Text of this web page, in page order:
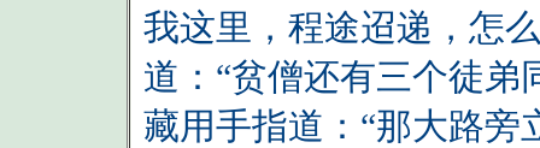
我这里，程途迢递，怎
道：“贫僧还有三个徒弟
藏用手指道：“那大路旁